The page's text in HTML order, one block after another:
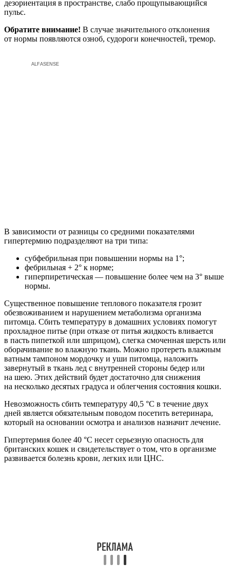
дезориентация в пространстве, слабо прощупывающийся
пульс.
Обратите внимание! В случае значительного отклонения
от нормы появляются озноб, судороги конечностей, тремор.
ALFASENSE
В зависимости от разницы со средними показателями
гипертермию подразделяют на три типа:
субфебрильная при повышении нормы на 1°;
фебрильная + 2° к норме;
гиперпиретическая — повышение более чем на 3° выше
нормы.
Существенное повышение теплового показателя грозит
обезвоживанием и нарушением метаболизма организма
питомца. Сбить температуру в домашних условиях помогут
прохладное питье (при отказе от питья жидкость вливается
в пасть пипеткой или шприцом), слегка смоченная шерсть или
оборачивание во влажную ткань. Можно протереть влажным
ватным тампоном мордочку и уши питомца, наложить
завернутый в ткань лед с внутренней стороны бедер или
на шею. Этих действий будет достаточно для снижения
на несколько десятых градуса и облегчения состояния кошки.
Невозможность сбить температуру 40,5 °С в течение двух
дней является обязательным поводом посетить ветеринара,
который на основании осмотра и анализов назначит лечение.
Гипертермия более 40 °С несет серьезную опасность для
британских кошек и свидетельствует о том, что в организме
развивается болезнь крови, легких или ЦНС.